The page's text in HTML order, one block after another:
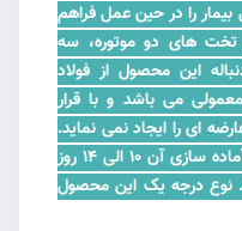
را در حین عمل فراهم
های دو موتوره، سه
این محصول از فولاد
می باشد و با قرار
ای را ایجاد نمی نماید.
رنگ آن انتخابی است و مدت زمان آماده سازی آن 10 الی 14 روز
نوع درجه یک این محصول